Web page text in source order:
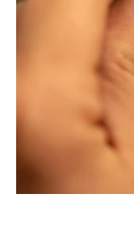
Créateurs
joaillerie
couleurs hors
Maison
d'élévation en
La Maison
Montbrison, en